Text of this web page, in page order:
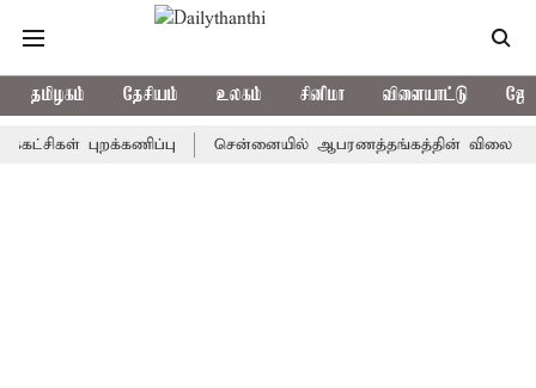
தமிழகம் தேசியம் உலகம் சினிமா விளையாட்டு
புறக்கணிப்பு சென்னையில் ஆபரணத்தங்கத்தின் விலை சவரனுக்கு